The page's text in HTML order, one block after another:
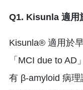
Q1. Kisunla 適用
Kisunla® 適用於
「MCI due to
有 β-amyloid 病